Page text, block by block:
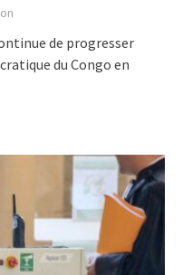
de progresser
du Congo en